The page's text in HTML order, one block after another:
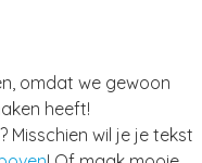
omdat we gewoon
heeft!
? Misschien wil je je tekst